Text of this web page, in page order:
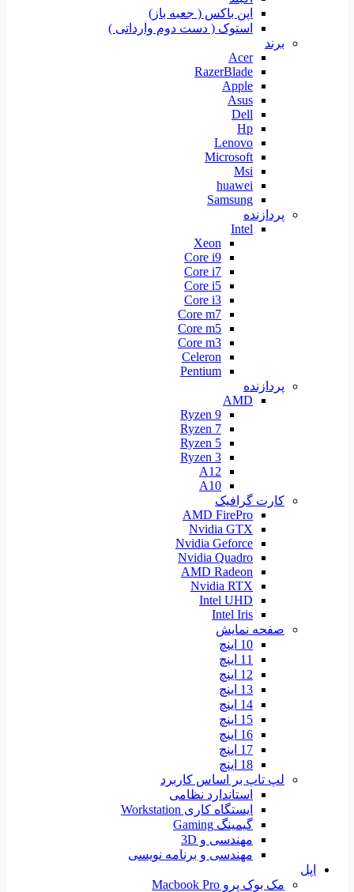
اپن باکس ( جعبه باز)
استوک ( دست دوم وارداتی )
برند
Acer
RazerBlade
Apple
Asus
Dell
Hp
Lenovo
Microsoft
Msi
huawei
Samsung
پردازنده
Intel
Xeon
Core i9
Core i7
Core i5
Core i3
Core m7
Core m5
Core m3
Celeron
Pentium
پردازنده
AMD
Ryzen 9
Ryzen 7
Ryzen 5
Ryzen 3
A12
A10
کارت گرافیک
AMD FirePro
Nvidia GTX
Nvidia Geforce
Nvidia Quadro
AMD Radeon
Nvidia RTX
Intel UHD
Intel Iris
صفحه نمایش
10 اینچ
11 اینچ
12 اینچ
13 اینچ
14 اینچ
15 اینچ
16 اینچ
17 اینچ
18 اینچ
لپ تاپ بر اساس کاربرد
استاندارد نظامی
ایستگاه کاری Workstation
گیمینگ Gaming
مهندسی و 3D
مهندسی و برنامه نویسی
اپل
مک بوک پرو Macbook Pro